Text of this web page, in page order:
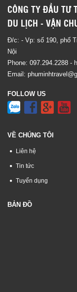
CÔNG TY ĐẦU TƯ
DU LỊCH - VẬN
Đ/c: - Vp: số 190, phố
Nội
Phone: 097.294.2288 -
Email:
FOLLOW US
VỀ CHÚNG TÔI
Liên hệ
Tin tức
Tuyển dụng
BẢN ĐỒ